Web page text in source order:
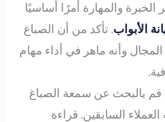
الخبرة والمهارة أمرًا أساسيًا
الأبواب. تأكد من أن الصباغ
وأنه ماهر في أداء مهام
قم بالبحث عن سمعة الصباغ
السابقين. قراءة